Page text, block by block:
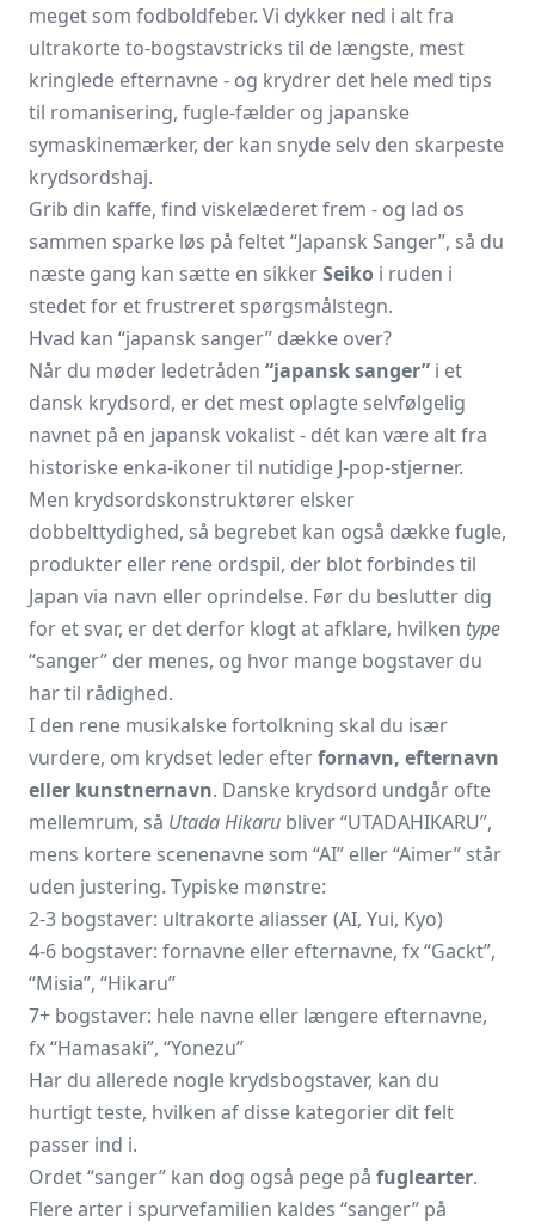
meget som fodboldfeber. Vi dykker ned i alt fra
ultrakorte to-bogstavstricks til de længste, mest
kringlede efternavne - og krydrer det hele med tips
til romanisering, fugle-fælder og japanske
symaskinemærker, der kan snyde selv den skarpeste
krydsordshaj.
Grib din kaffe, find viskelæderet frem - og lad os
sammen sparke løs på feltet “Japansk Sanger”, så du
næste gang kan sætte en sikkerSeiko i ruden i
stedet for et frustreret spørgsmålstegn.
Hvad kan “japansk sanger” dække over?
Når du møder ledetråden “japansk sanger” i et
dansk krydsord, er det mest oplagte selvfølgelig
navnet på en japansk vokalist - dét kan være alt fra
historiske enka-ikoner til nutidige J-pop-stjerner.
Men krydsordskonstruktører elsker
dobbelttydighed, så begrebet kan også dække fugle,
produkter eller rene ordspil, der blot forbindes til
Japan via navn eller oprindelse. Før du beslutter dig
for et svar, er det derfor klogt at afklare, hvilken type
“sanger” der menes, og hvor mange bogstaver du
har til rådighed.
I den rene musikalske fortolkning skal du især
vurdere, om krydset leder efterfornavn, efternavn
eller kunstnernavn. Danske krydsord undgår ofte
mellemrum, så Utada Hikaru bliver “UTADAHIKARU”,
mens kortere scenenavne som “AI” eller “Aimer” står
uden justering. Typiske mønstre:
2-3 bogstaver: ultrakorte aliasser (AI, Yui, Kyo)
4-6 bogstaver: fornavne eller efternavne, fx “Gackt”,
“Misia”, “Hikaru”
7+ bogstaver: hele navne eller længere efternavne,
fx “Hamasaki”, “Yonezu”
Har du allerede nogle krydsbogstaver, kan du
hurtigt teste, hvilken af disse kategorier dit felt
passer ind i.
Ordet “sanger” kan dog også pege på fuglearter.
Flere arter i spurvefamilien kaldes “sanger” på